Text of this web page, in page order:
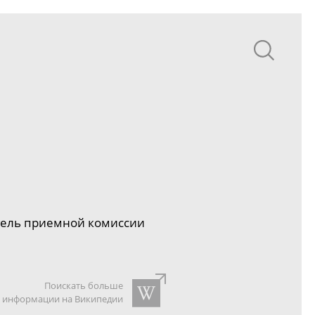
приемной комиссии
Поискать больше
информации на Википедии